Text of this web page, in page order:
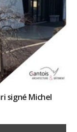
signé Michel